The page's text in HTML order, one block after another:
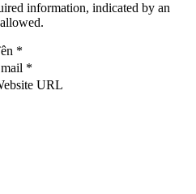
information, indicated by an
*
*
URL